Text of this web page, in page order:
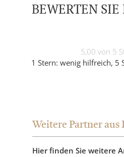
BEWERTEN SIE
5,00 von 5
1 Stern: wenig hilfreich, 5
Weitere Partner aus
Hier finden Sie weitere